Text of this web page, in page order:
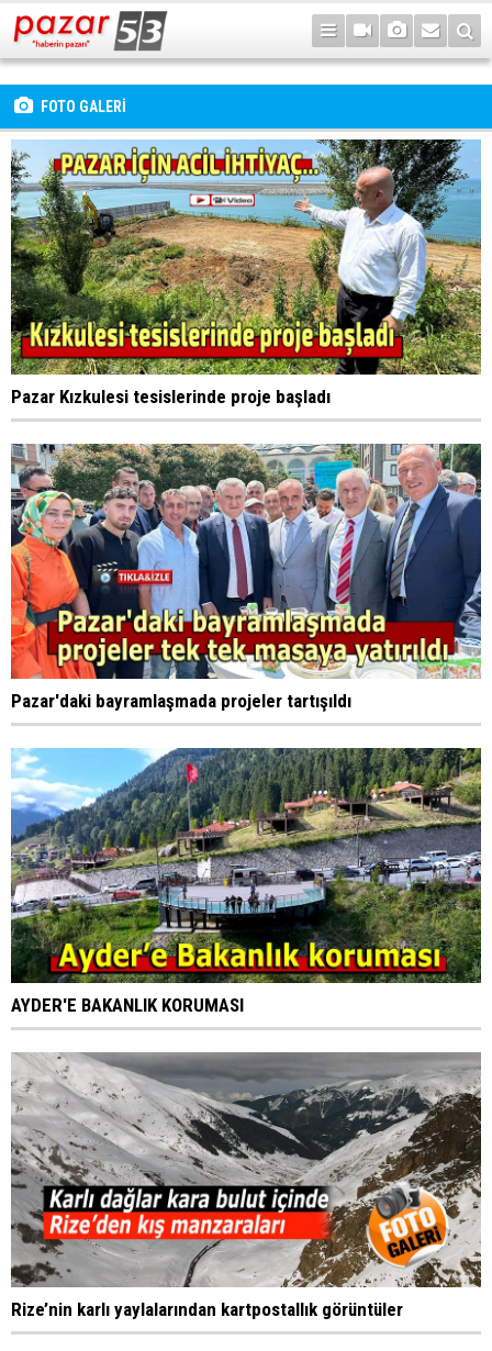
FOTO GALERİ
Pazar Kızkulesi tesislerinde proje başladı
Pazar'daki bayramlaşmada projeler tartışıldı
AYDER'E BAKANLIK KORUMASI
Rize’nin karlı yaylalarından kartpostallık görüntüler